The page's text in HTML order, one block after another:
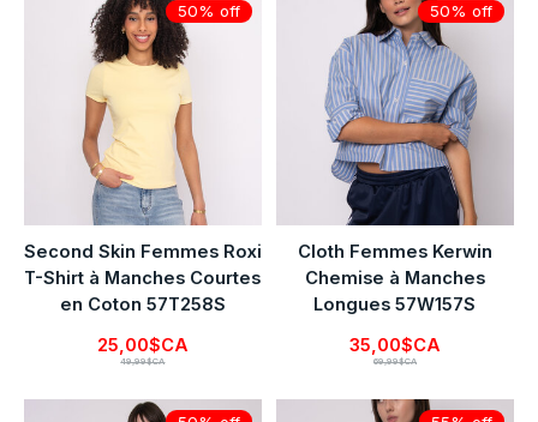
50% off
Second Skin Femmes Roxi
T-Shirt à Manches Courtes
en Coton 57T258S
25,00$CA
49,99$CA
50% off
Cloth Femmes Kerwin
Chemise à Manches
Longues 57W157S
35,00$CA
69,99$CA